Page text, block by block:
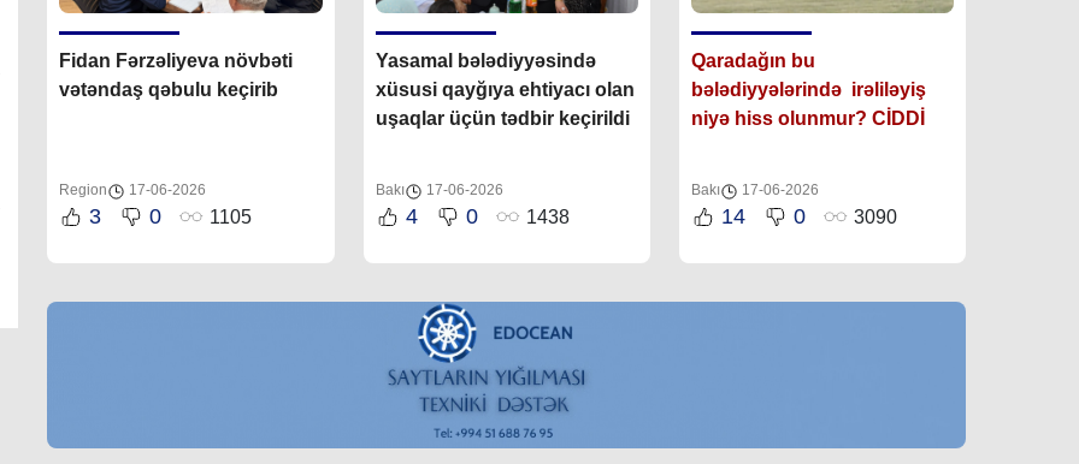
Fidan Fərzəliyeva növbəti
vətəndaş qəbulu keçirib
Region 17-06-2026
3 0 1105
Yasamal bələdiyyəsində
xüsusi qayğıya ehtiyacı olan
uşaqlar üçün tədbir keçirildi
Bakı 17-06-2026
4 0 1438
Qaradağın bu
bələdiyyələrində irəliləyiş
niyə hiss olunmur? CİDDİ
Bakı 17-06-2026
14 0 3090